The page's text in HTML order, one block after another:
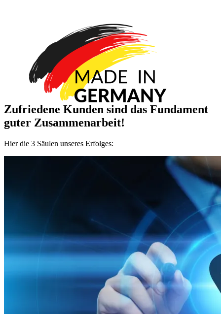
Zufriedene Kunden sind das Fundament
guter Zusammenarbeit!
Hier die 3 Säulen unseres Erfolges: